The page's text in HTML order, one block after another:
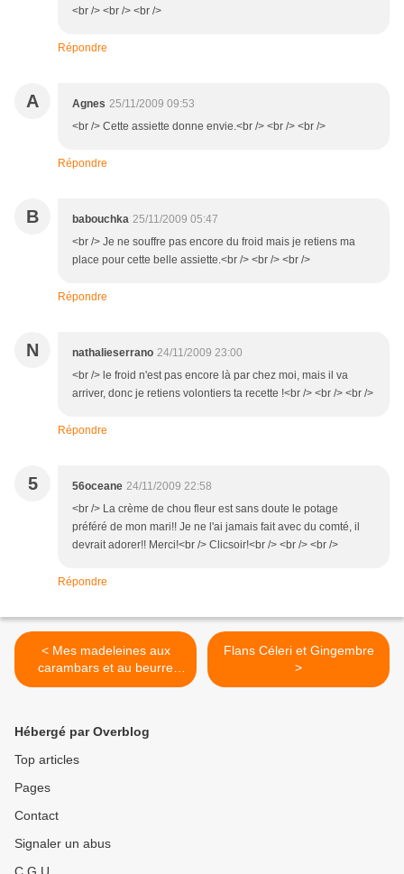
<br /> <br /> <br />
Répondre
A Agnes 25/11/2009 09:53
<br /> Cette assiette donne envie.<br /> <br /> <br />
Répondre
B babouchka 25/11/2009 05:47
<br /> Je ne souffre pas encore du froid mais je retiens ma
place pour cette belle assiette.<br /> <br /> <br />
Répondre
N nathalieserrano 24/11/2009 23:00
<br /> le froid n'est pas encore là par chez moi, mais il va
arriver, donc je retiens volontiers ta recette !<br /> <br /> <br />
Répondre
5 56oceane 24/11/2009 22:58
<br /> La crème de chou fleur est sans doute le potage
préféré de mon mari!! Je ne l'ai jamais fait avec du comté, il
devrait adorer!! Merci!<br /> Clicsoir!<br /> <br /> <br />
Répondre
< Mes madeleines aux
carambars et au beurre
salé ...
Flans Céleri et Gingembre
>
Hébergé par Overblog
Top articles
Pages
Contact
Signaler un abus